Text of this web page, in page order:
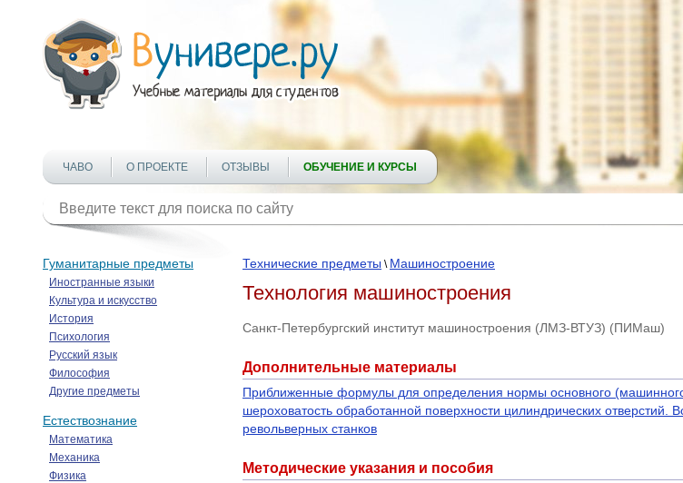
ЧАВО О ПРОЕКТЕ ОТЗЫВЫ ОБУЧЕНИЕ И КУРСЫ
Гуманитарные предметы
Иностранные языки
Культура и искусство
История
Психология
Русский язык
Философия
Другие предметы
Естествознание
Математика
Механика
Физика
Технические предметы \ Машиностроение
Технология машиностроения
Санкт-Петербургский институт машиностроения (ЛМЗ-ВТУЗ) (ПИМаш)
Дополнительные материалы
Приближенные формулы для определения нормы основного
шероховатость обработанной поверхности цилиндрических отверстий.
револьверных станков
Методические указания и пособия